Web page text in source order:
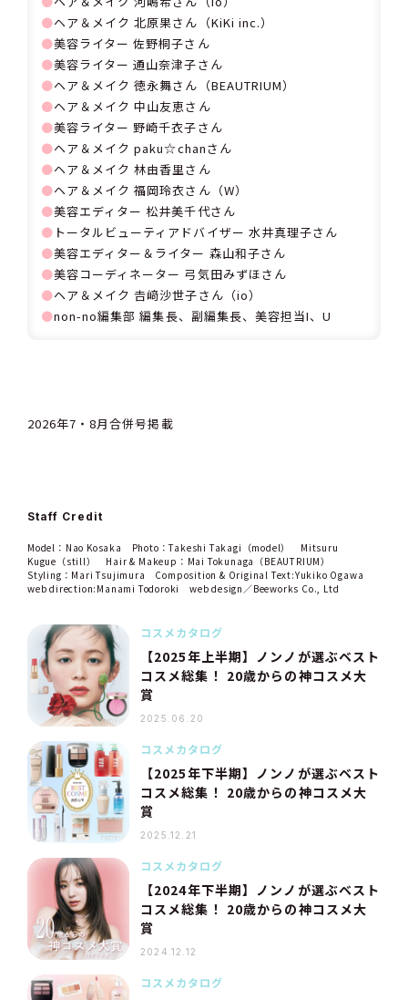
⚫ヘア＆メイク 北原果さん（KiKi inc.）
⚫美容ライター 佐野桐子さん
⚫美容ライター 通山奈津子さん
⚫ヘア＆メイク 徳永舞さん（BEAUTRIUM）
⚫ヘア＆メイク 中山友恵さん
⚫美容ライター 野崎千衣子さん
⚫ヘア＆メイク paku☆chanさん
⚫ヘア＆メイク 林由香里さん
⚫ヘア＆メイク 福岡玲衣さん（W）
⚫美容エディター 松井美千代さん
⚫ トータルビューティアドバイザー 水井真理子さん
⚫美容エディター＆ライター 森山和子さん
⚫美容コーディネーター 弓気田みずほさん
⚫ヘア＆メイク 𠮷﨑沙世子さん（io）
⚫non-no編集部 編集長、副編集長、美容担当I、U
2026年7・8月合併号掲載
Staff Credit
Model：Nao Kosaka Photo：Takeshi Takagi（model） Mitsuru
Kugue（still） Hair & Makeup：Mai Tokunaga（BEAUTRIUM）
Styling：Mari Tsujimura Composition & Original Text:Yukiko Ogawa
web direction:Manami Todoroki web design／Beeworks Co., Ltd
コスメカタログ
【2025年上半期】ノンノが選ぶベスト
コスメ総集！ 20歳からの神コスメ大
賞
2025.06.20
コスメカタログ
【2025年下半期】ノンノが選ぶベスト
コスメ総集！ 20歳からの神コスメ大
賞
2025.12.21
コスメカタログ
【2024年下半期】ノンノが選ぶベスト
コスメ総集！ 20歳からの神コスメ大
賞
2024.12.12
コスメカタログ